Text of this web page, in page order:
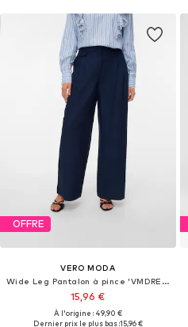
OFFRE
VERO MODA
Wide Leg Pantalon à pince 'VMDREA'
15,96 €
À l'origine : 49,90 €
Dernier prix le plus bas :15,96 €